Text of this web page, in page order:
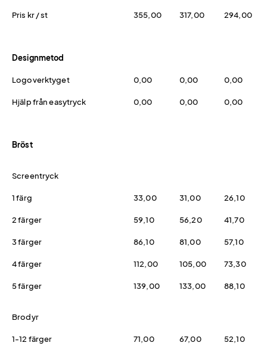
Pris kr / st 355,00 317,00 294,00
Designmetod
Logoverktyget 0,00 0,00 0,00
Hjälp från easytryck 0,00 0,00 0,00
Bröst
Screentryck
1 färg 33,00 31,00 26,10
2 färger 59,10 56,20 41,70
3 färger 86,10 81,00 57,10
4 färger 112,00 105,00 73,30
5 färger 139,00 133,00 88,10
Brodyr
1-12 färger 71,00 67,00 52,10